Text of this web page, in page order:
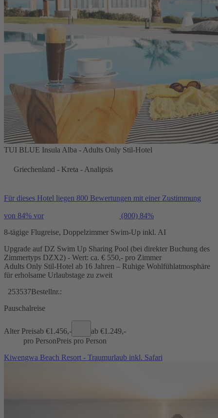
TUI BLUE Insula Alba - Adults Only Stil-Hotel
Griechenland - Kreta - Analipsis
Für dieses Hotel liegen 800 Bewertungen mit einer Zustimmung
von 84% vor (800) 84%
8-tägige Flugreise, Doppelzimmer Swim-Up inkl. AI
Upgrade auf DZ Swim Up Sharing Pool (bei direkter Buchung des
Zimmertyps DZX2) - Wert: ca. € 550,- pro Zimmer
Adults Only Stil-Hotel ab 16 Jahren – Ruhige Wohlfühlatmosphäre
für erholsame Urlaubstage zu zweit
253537Bestellnr.:
Pauschalreise
Alter Preisab €1.456,- ab €1.249,-
pro PersonPreis pro Person
Kiwengwa Beach Resort - Traumurlaub inkl. Safari